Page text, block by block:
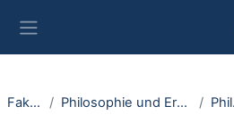
Fakultäten Philosophie und Erziehungswissenschaft